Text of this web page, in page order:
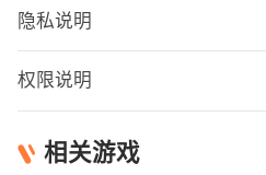
隐私说明
权限说明
相关游戏